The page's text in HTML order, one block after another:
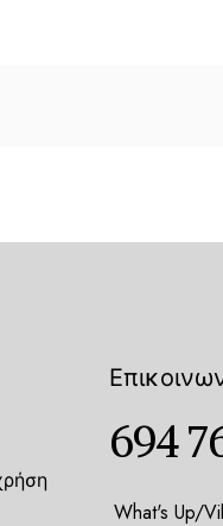
694
What's Up/